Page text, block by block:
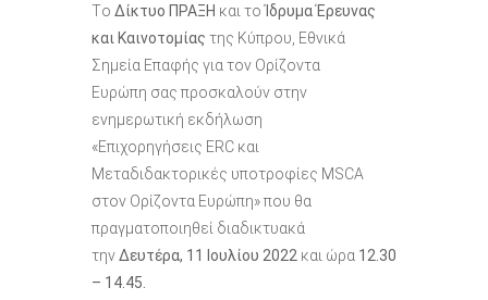
Tο Δίκτυο ΠΡΑΞΗ και τοΊδρυμα Έρευνας
και Καινοτομίας της Κύπρου, Εθνικά
Σημεία Επαφής για τον Ορίζοντα
Ευρώπη σας προσκαλούν στην
ενημερωτική εκδήλωση
«Επιχορηγήσεις ERC και
Μεταδιδακτορικές υποτροφίες MSCA
στον Ορίζοντα Ευρώπη» που θα
πραγματοποιηθεί διαδικτυακά
τηνΔευτέρα, 11 Ιουλίου 2022 και ώρα 12.30
– 14.45.